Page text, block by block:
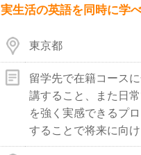
実生活の英語を同時に学
東京都
留学先で在籍コース
講すること、また日
を強く実感できるプ
することで将来に向